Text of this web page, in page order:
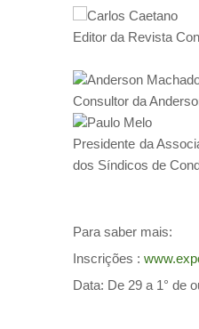
Carlos Caetano
Editor da Revista
Anderson
Consultor da
Paulo Melo
Presidente da
dos Síndicos de
Para saber mais:
Inscrições :
Data: De 29 a 1° de